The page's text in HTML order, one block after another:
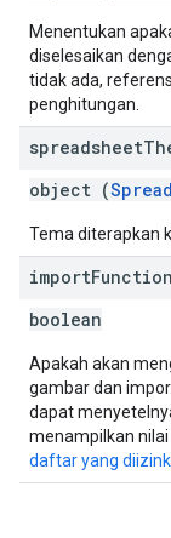
Menentukan
diselesaikan
tidak ada,
penghitungan.
spreadsheet
object (
Tema diterapkan
import
boolean
Apakah akan
gambar dan
dapat
menampilkan
daftar yang